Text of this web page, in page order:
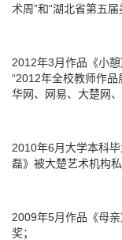
术周”和“湖北省第五届
2012年3月作品《小
“2012年全校教师作
华网、网易、大楚网
2010年6月大学本科
磊》被大楚艺术机构私
2009年5月作品《母
奖；